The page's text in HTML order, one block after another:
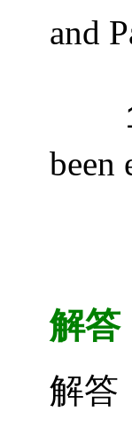
and
１
解答
解答